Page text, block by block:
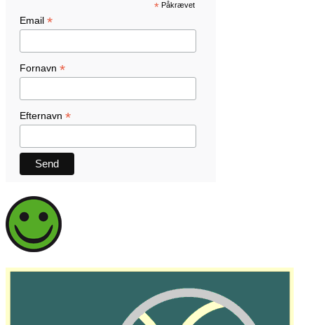
*Påkrævet
Email *
Fornavn *
Efternavn *